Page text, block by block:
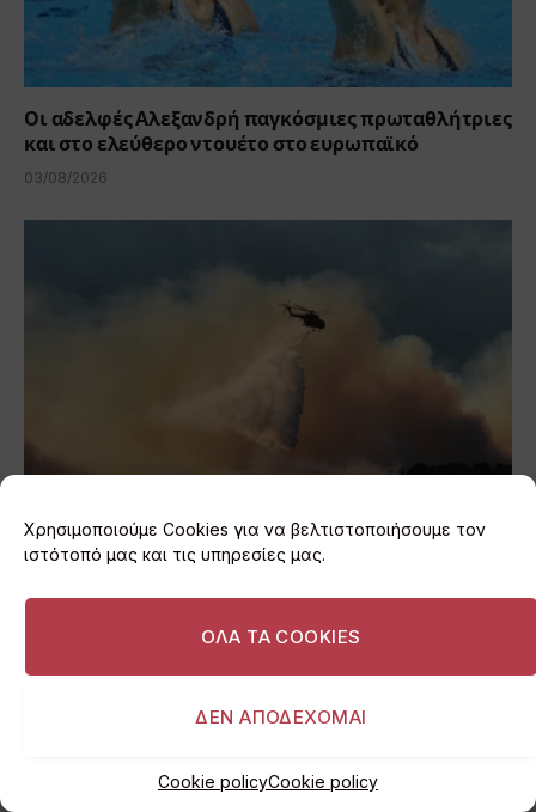
Χρησιμοποιούμε Cookies για να βελτιστοποιήσουμε τον
ιστότοπό μας και τις υπηρεσίες μας.
ΟΛΑ ΤΑ COOKIES
ΔΕΝ ΑΠΟΔΕΧΟΜΑΙ
Cookie policyCookie policy
Οι αδελφές Αλεξανδρή παγκόσμιες πρωταθλήτριες
και στο ελεύθερο ντουέτο στο ευρωπαϊκό
03/08/2026
Σύγκρουση δύο ελικόπτερων στη φωτιά της Ψάθας